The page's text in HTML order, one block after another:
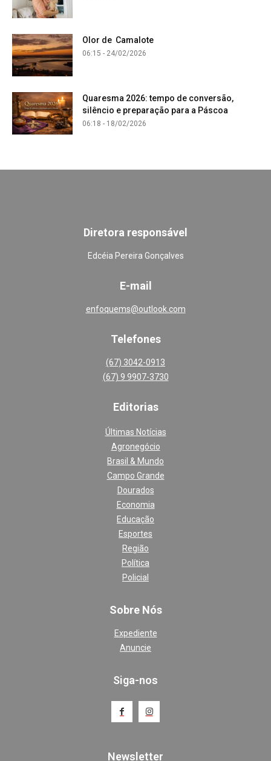
Olor de Camalote
06:15 - 24/02/2026
Quaresma 2026: tempo de conversão,
silêncio e preparação para a Páscoa
06:18 - 18/02/2026
Diretora responsável
Edcéia Pereira Gonçalves
E-mail
enfoquems@outlook.com
Telefones
(67) 3042-0913
(67) 9 9907-3730
Editorias
Últimas Notícias
Agronegócio
Brasil & Mundo
Campo Grande
Dourados
Economia
Educação
Esportes
Região
Política
Policial
Sobre Nós
Expediente
Anuncie
Siga-nos
Newsletter